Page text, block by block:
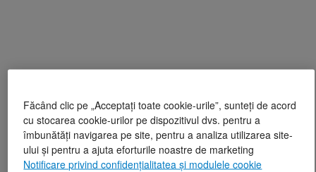
Făcând clic pe „Acceptați toate cookie-urile”, sunteți de acord
cu stocarea cookie-urilor pe dispozitivul dvs. pentru a
îmbunătăți navigarea pe site, pentru a analiza utilizarea site-
ului și pentru a ajuta eforturile noastre de marketing
Notificare privind confidențialitatea și modulele cookie